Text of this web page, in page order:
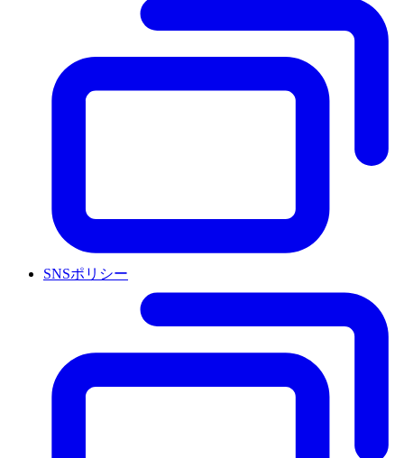
SNSポリシー